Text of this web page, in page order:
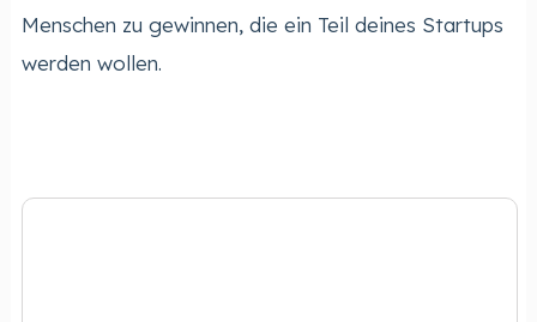
Menschen zu gewinnen, die ein Teil deines Startups
werden wollen.